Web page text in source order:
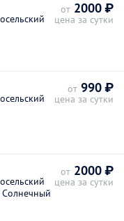
от 2000 ₽
цена за сутки
от 990 ₽
цена за сутки
от 2000 ₽
цена за сутки